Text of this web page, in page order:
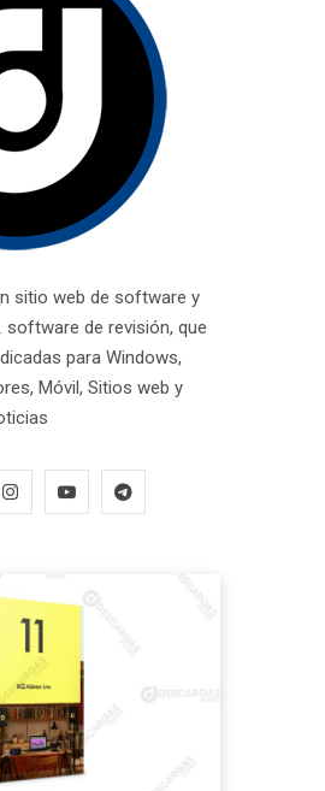
sitio web de software y
de revisión, que
para Windows,
Móvil, Sitios web y
I
t
g
r
Y
u
b
e
T